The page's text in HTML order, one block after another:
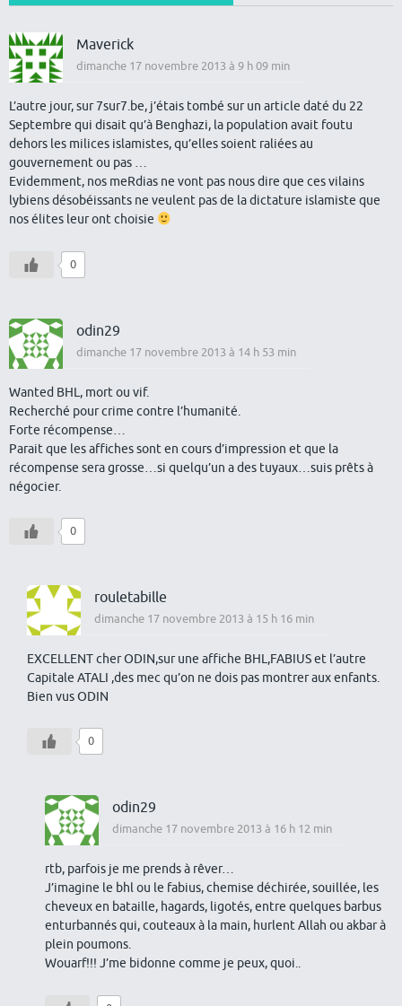
Maverick
dimanche 17 novembre 2013 à 9 h 09 min
L’autre jour, sur 7sur7.be, j’étais tombé sur un article daté du 22
Septembre qui disait qu’à Benghazi, la population avait foutu
dehors les milices islamistes, qu’elles soient raliées au
gouvernement ou pas …
Evidemment, nos meRdias ne vont pas nous dire que ces vilains
lybiens désobéissants ne veulent pas de la dictature islamiste que
nos élites leur ont choisie
0
odin29
dimanche 17 novembre 2013 à 14 h 53 min
Wanted BHL, mort ou vif.
Recherché pour crime contre l’humanité.
Forte récompense…
Parait que les affiches sont en cours d’impression et que la
récompense sera grosse…si quelqu’un a des tuyaux…suis prêts à
négocier.
0
rouletabille
dimanche 17 novembre 2013 à 15 h 16 min
EXCELLENT cher ODIN,sur une affiche BHL,FABIUS et l’autre
Capitale ATALI ,des mec qu’on ne dois pas montrer aux enfants.
Bien vus ODIN
0
odin29
dimanche 17 novembre 2013 à 16 h 12 min
rtb, parfois je me prends à rêver…
J’imagine le bhl ou le fabius, chemise déchirée, souillée, les
cheveux en bataille, hagards, ligotés, entre quelques barbus
enturbannés qui, couteaux à la main, hurlent Allah ou akbar à
plein poumons.
Wouarf!!! J’me bidonne comme je peux, quoi..